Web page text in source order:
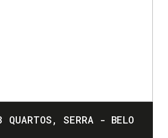
QUARTOS, SERRA - BELO